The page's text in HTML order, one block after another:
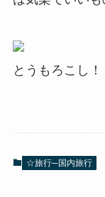
とうもろこし！
☆旅行─国内旅行